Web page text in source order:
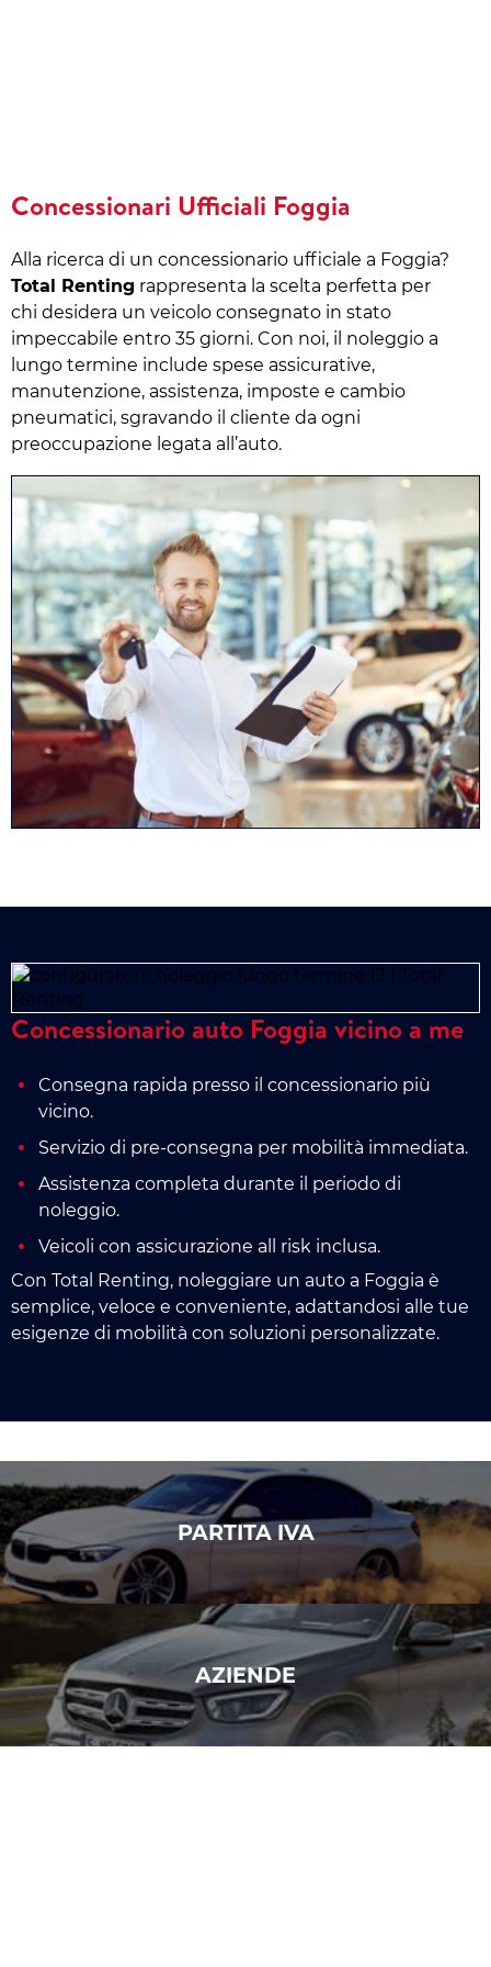
Concessionari Ufficiali Foggia
Alla ricerca di un concessionario ufficiale a Foggia?
Total Renting rappresenta la scelta perfetta per
chi desidera un veicolo consegnato in stato
impeccabile entro 35 giorni. Con noi, il noleggio a
lungo termine include spese assicurative,
manutenzione, assistenza, imposte e cambio
pneumatici, sgravando il cliente da ogni
preoccupazione legata all’auto.
Concessionario auto Foggia vicino a me
Consegna rapida presso il concessionario più
vicino.
Servizio di pre-consegna per mobilità immediata.
Assistenza completa durante il periodo di
noleggio.
Veicoli con assicurazione all risk inclusa.
Con Total Renting, noleggiare un auto a Foggia è
semplice, veloce e conveniente, adattandosi alle tue
esigenze di mobilità con soluzioni personalizzate.
PARTITA IVA
AZIENDE